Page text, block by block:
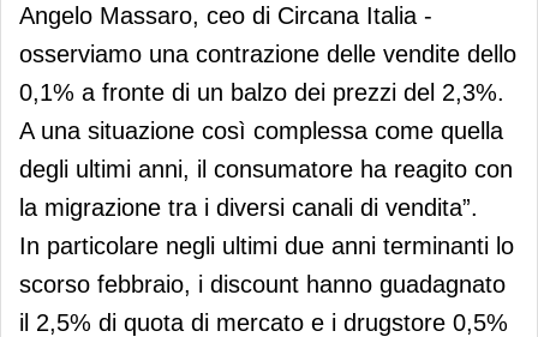
Angelo Massaro, ceo di Circana Italia -
osserviamo una contrazione delle vendite dello
0,1% a fronte di un balzo dei prezzi del 2,3%.
A una situazione così complessa come quella
degli ultimi anni, il consumatore ha reagito con
la migrazione tra i diversi canali di vendita”.
In particolare negli ultimi due anni terminanti lo
scorso febbraio, i discount hanno guadagnato
il 2,5% di quota di mercato e i drugstore 0,5%